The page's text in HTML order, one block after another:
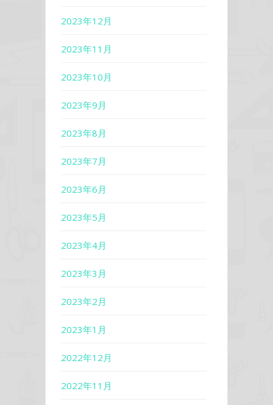
2023年12月
2023年11月
2023年10月
2023年9月
2023年8月
2023年7月
2023年6月
2023年5月
2023年4月
2023年3月
2023年2月
2023年1月
2022年12月
2022年11月